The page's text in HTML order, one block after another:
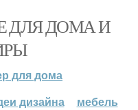
ДЛЯ ДОМА И
для дома
дизайна мебель